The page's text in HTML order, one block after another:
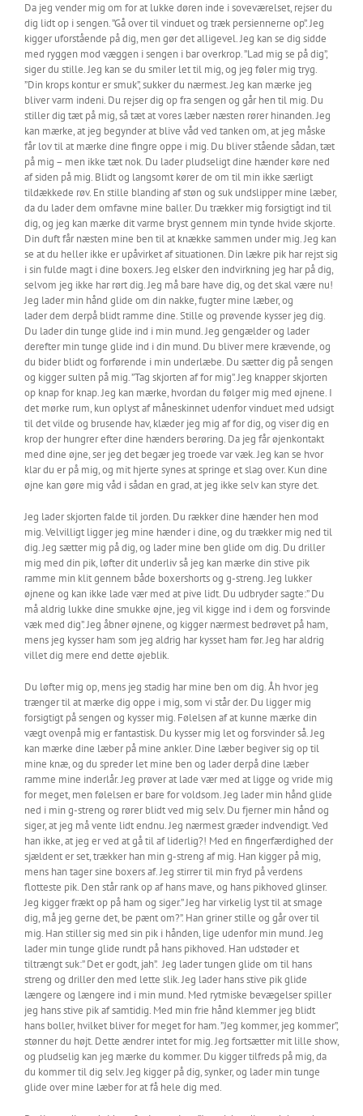
Da jeg vender mig om for at lukke døren inde i soveværelset, rejser du
dig lidt op i sengen. ”Gå over til vinduet og træk persiennerne op”. Jeg
kigger uforstående på dig, men gør det alligevel. Jeg kan se dig sidde
med ryggen mod væggen i sengen i bar overkrop. ”Lad mig se på dig”,
siger du stille. Jeg kan se du smiler let til mig, og jeg føler mig tryg.
”Din krops kontur er smuk”, sukker du nærmest. Jeg kan mærke jeg
bliver varm indeni. Du rejser dig op fra sengen og går hen til mig. Du
stiller dig tæt på mig, så tæt at vores læber næsten rører hinanden. Jeg
kan mærke, at jeg begynder at blive våd ved tanken om, at jeg måske
får lov til at mærke dine fingre oppe i mig. Du bliver stående sådan, tæt
på mig – men ikke tæt nok. Du lader pludseligt dine hænder køre ned
af siden på mig. Blidt og langsomt kører de om til min ikke særligt
tildækkede røv. En stille blanding af støn og suk undslipper mine læber,
da du lader dem omfavne mine baller. Du trækker mig forsigtigt ind til
dig, og jeg kan mærke dit varme bryst gennem min tynde hvide skjorte.
Din duft får næsten mine ben til at knække sammen under mig. Jeg kan
se at du heller ikke er upåvirket af situationen. Din lækre pik har rejst sig
i sin fulde magt i dine boxers. Jeg elsker den indvirkning jeg har på dig,
selvom jeg ikke har rørt dig. Jeg må bare have dig, og det skal være nu!
Jeg lader min hånd glide om din nakke, fugter mine læber, og
lader dem derpå blidt ramme dine. Stille og prøvende kysser jeg dig.
Du lader din tunge glide ind i min mund. Jeg gengælder og lader
derefter min tunge glide ind i din mund. Du bliver mere krævende, og
du bider blidt og forførende i min underlæbe. Du sætter dig på sengen
og kigger sulten på mig. ”Tag skjorten af for mig”. Jeg knapper skjorten
op knap for knap. Jeg kan mærke, hvordan du følger mig med øjnene. I
det mørke rum, kun oplyst af måneskinnet udenfor vinduet med udsigt
til det vilde og brusende hav, klæder jeg mig af for dig, og viser dig en
krop der hungrer efter dine hænders berøring. Da jeg får øjenkontakt
med dine øjne, ser jeg det begær jeg troede var væk. Jeg kan se hvor
klar du er på mig, og mit hjerte synes at springe et slag over. Kun dine
øjne kan gøre mig våd i sådan en grad, at jeg ikke selv kan styre det.
Jeg lader skjorten falde til jorden. Du rækker dine hænder hen mod
mig. Velvilligt ligger jeg mine hænder i dine, og du trækker mig ned til
dig. Jeg sætter mig på dig, og lader mine ben glide om dig. Du driller
mig med din pik, løfter dit underliv så jeg kan mærke din stive pik
ramme min klit gennem både boxershorts og g-streng. Jeg lukker
øjnene og kan ikke lade vær med at pive lidt. Du udbryder sagte:” Du
må aldrig lukke dine smukke øjne, jeg vil kigge ind i dem og forsvinde
væk med dig”. Jeg åbner øjnene, og kigger nærmest bedrøvet på ham,
mens jeg kysser ham som jeg aldrig har kysset ham før. Jeg har aldrig
villet dig mere end dette øjeblik.
Du løfter mig op, mens jeg stadig har mine ben om dig. Åh hvor jeg
trænger til at mærke dig oppe i mig, som vi står der. Du ligger mig
forsigtigt på sengen og kysser mig. Følelsen af at kunne mærke din
vægt ovenpå mig er fantastisk. Du kysser mig let og forsvinder så. Jeg
kan mærke dine læber på mine ankler. Dine læber begiver sig op til
mine knæ, og du spreder let mine ben og lader derpå dine læber
ramme mine inderlår. Jeg prøver at lade vær med at ligge og vride mig
for meget, men følelsen er bare for voldsom. Jeg lader min hånd glide
ned i min g-streng og rører blidt ved mig selv. Du fjerner min hånd og
siger, at jeg må vente lidt endnu. Jeg nærmest græder indvendigt. Ved
han ikke, at jeg er ved at gå til af liderlig?! Med en fingerfærdighed der
sjældent er set, trækker han min g-streng af mig. Han kigger på mig,
mens han tager sine boxers af. Jeg stirrer til min fryd på verdens
flotteste pik. Den står rank op af hans mave, og hans pikhoved glinser.
Jeg kigger frækt op på ham og siger.” Jeg har virkelig lyst til at smage
dig, må jeg gerne det, be pænt om?”. Han griner stille og går over til
mig. Han stiller sig med sin pik i hånden, lige udenfor min mund. Jeg
lader min tunge glide rundt på hans pikhoved. Han udstøder et
tiltrængt suk:” Det er godt, jah”. Jeg lader tungen glide om til hans
streng og driller den med lette slik. Jeg lader hans stive pik glide
længere og længere ind i min mund. Med rytmiske bevægelser spiller
jeg hans stive pik af samtidig. Med min frie hånd klemmer jeg blidt
hans boller, hvilket bliver for meget for ham. ”Jeg kommer, jeg kommer”,
stønner du højt. Dette ændrer intet for mig. Jeg fortsætter mit lille show,
og pludselig kan jeg mærke du kommer. Du kigger tilfreds på mig, da
du kommer til dig selv. Jeg kigger på dig, synker, og lader min tunge
glide over mine læber for at få hele dig med.